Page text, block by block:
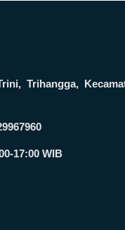
Trihangga,
17:00 WIB